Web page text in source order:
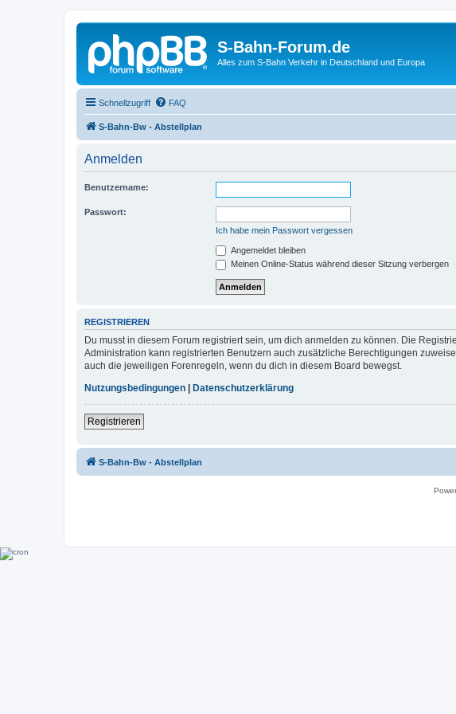
S-Bahn-Forum.de
Alles zum S-Bahn Verkehr in Deutschland und Europa
Schnellzugriff FAQ
S-Bahn-Bw - Abstellplan
Anmelden
Benutzername:
Passwort:
Ich habe mein Passwort vergessen
Angemeldet bleiben
Meinen Online-Status während dieser Sitzung verbergen
REGISTRIEREN
Du musst in diesem Forum registriert sein, um dich anmelden zu können. Die
Administration kann registrierten Benutzern auch zusätzliche Berechtigungen
auch die jeweiligen Forenregeln, wenn du dich in diesem Board bewegst.
Nutzungsbedingungen
Datenschutzerklärung
Registrieren
S-Bahn-Bw - Abstellplan